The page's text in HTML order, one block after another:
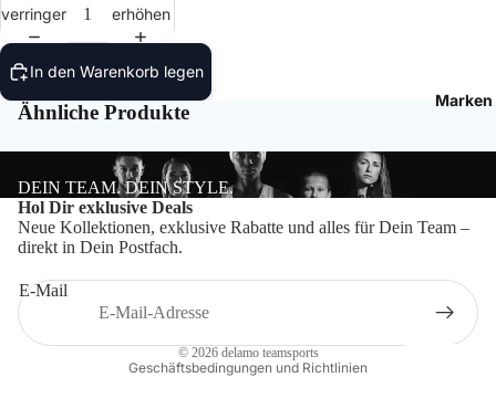
Marken
verringern
erhöhen
In den Warenkorb legen
Ähnliche Produkte
DEIN TEAM. DEIN STYLE.
Hol Dir exklusive Deals
Neue Kollektionen, exklusive Rabatte und alles für Dein Team –
direkt in Dein Postfach.
E-Mail
© 2026 delamo teamsports
Geschäftsbedingungen und Richtlinien
Datenschutzerklärung
Impressum
Kontaktinformationen